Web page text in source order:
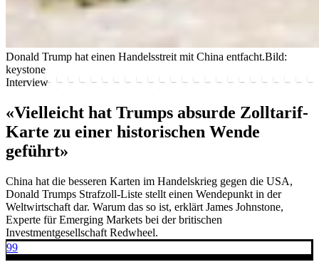
Donald Trump hat einen Handelsstreit mit China entfacht.Bild:
keystone
Interview
«Vielleicht hat Trumps absurde Zolltarif-
Karte zu einer historischen Wende
geführt»
China hat die besseren Karten im Handelskrieg gegen die USA,
Donald Trumps Strafzoll-Liste stellt einen Wendepunkt in der
Weltwirtschaft dar. Warum das so ist, erklärt James Johnstone,
Experte für Emerging Markets bei der britischen
Investmentgesellschaft Redwheel.
99